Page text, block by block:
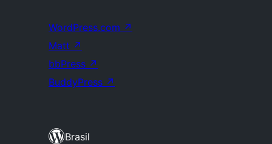
WordPress.com ↗
Matt ↗
bbPress ↗
BuddyPress ↗
Brasil